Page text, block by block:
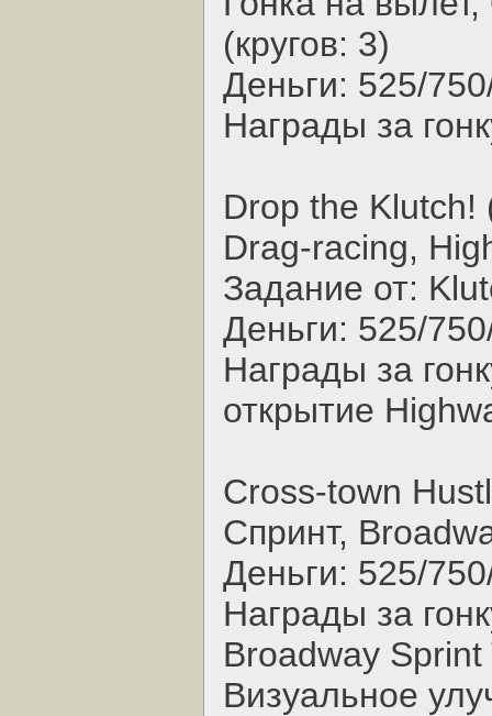
(кругов: 3)
Деньги: 525/
Награды за
Drop the Klutch!
Drag-racing,
Задание от:
Деньги: 525/
Награды за
открытие
Cross-town
Спринт,
Деньги: 525/
Награды за
Broadway Sprint
Визуальное